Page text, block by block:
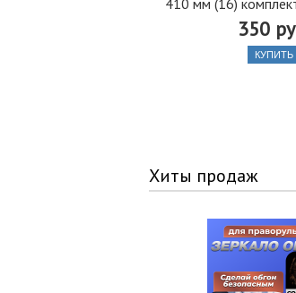
410 мм (16)
350
КУПИТЬ
Хиты продаж